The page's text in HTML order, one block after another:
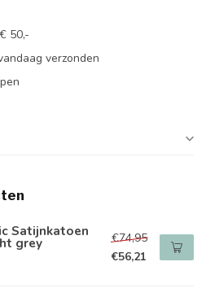
50,-
verzonden
Satijnkatoen
grey
€74,95
€56,21